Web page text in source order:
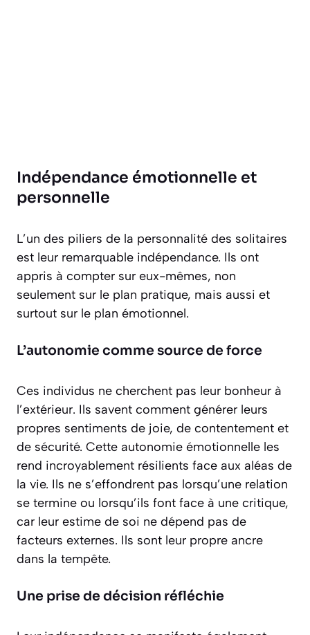
Indépendance émotionnelle et
personnelle
L’un des piliers de la personnalité des solitaires
est leur remarquable indépendance. Ils ont
appris à compter sur eux-mêmes, non
seulement sur le plan pratique, mais aussi et
surtout sur le plan émotionnel.
L’autonomie comme source de force
Ces individus ne cherchent pas leur bonheur à
l’extérieur. Ils savent comment générer leurs
propres sentiments de joie, de contentement et
de sécurité. Cette autonomie émotionnelle les
rend incroyablement résilients face aux aléas de
la vie. Ils ne s’effondrent pas lorsqu’une relation
se termine ou lorsqu’ils font face à une critique,
car leur estime de soi ne dépend pas de
facteurs externes. Ils sont leur propre ancre
dans la tempête.
Une prise de décision réfléchie